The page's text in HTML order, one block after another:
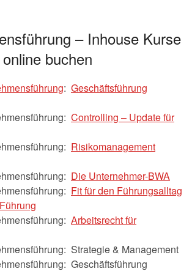
– Inhouse Kurse
buchen
: Geschäftsführung
Controlling – Update für
Risikomanagement
Die Unternehmer-BWA
Fit für den Führungsalltag
Arbeitsrecht für
Strategie & Management
Geschäftsführung